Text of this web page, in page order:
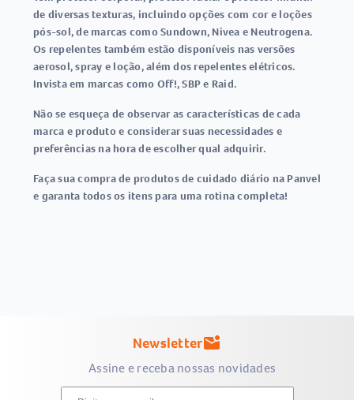
de diversas texturas, incluindo opções com cor e loções
pós-sol, de marcas como Sundown, Nivea e Neutrogena.
Os repelentes também estão disponíveis nas versões
aerosol, spray e loção, além dos repelentes elétricos.
Invista em marcas como Off!, SBP e Raid.
Não se esqueça de observar as características de cada
marca e produto e considerar suas necessidades e
preferências na hora de escolher qual adquirir.
Faça sua compra de produtos de cuidado diário na Panvel
e garanta todos os itens para uma rotina completa!
Newslettermark_email_unread
Assine e receba nossas novidades